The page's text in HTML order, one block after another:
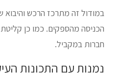
במודול זה מתרכז הרכש והיבוא
הכניסה מהספקים. כמו כן קליטת
חברות במקביל.
נמנות עם התכונות